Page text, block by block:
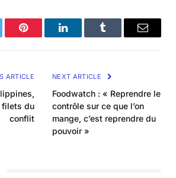
Pinterest LinkedInTumblr Email
ARTICLE
filets du
conflit
NEXT ARTICLE
Foodwatch : « Reprendre le
contrôle sur ce que l’on
mange, c’est reprendre du
pouvoir »